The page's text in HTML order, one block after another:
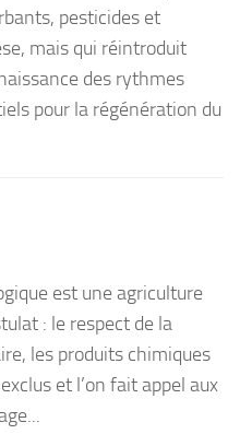
pesticides et
mais qui réintroduit
des rythmes
pour la régénération du
est une agriculture
: le respect de la
les produits chimiques
et l’on fait appel aux